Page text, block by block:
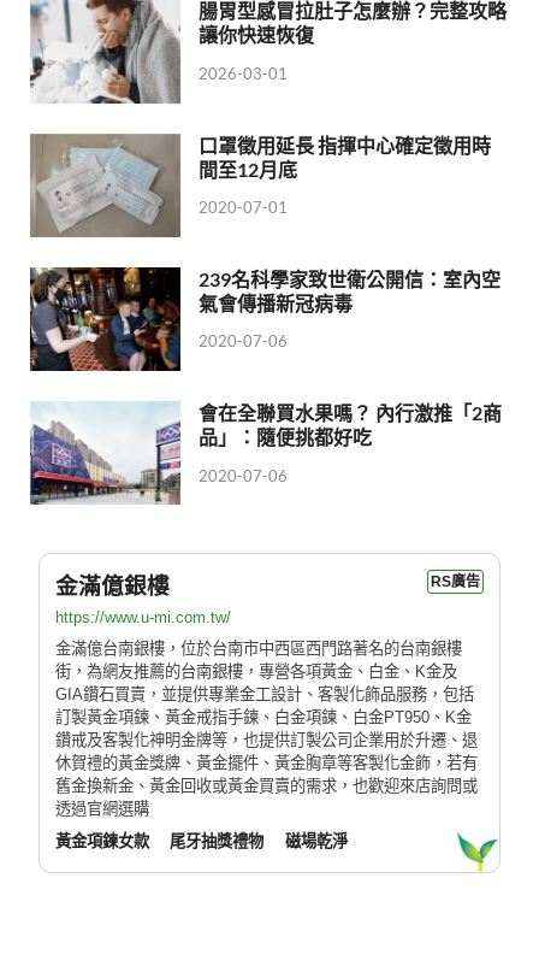
腸胃型感冒拉肚子怎麼辦？完整攻略
讓你快速恢復
2026-03-01
口罩徵用延長 指揮中心確定徵用時
間至12月底
2020-07-01
239名科學家致世衛公開信：室內空
氣會傳播新冠病毒
2020-07-06
會在全聯買水果嗎？ 內行激推「2商
品」：隨便挑都好吃
2020-07-06
金滿億銀樓 RS廣告
https://www.u-mi.com.tw/
金滿億台南銀樓，位於台南市中西區西門路著名的台南銀樓
街，為網友推薦的台南銀樓，專營各項黃金、白金、K金及
GIA鑽石買賣，並提供專業金工設計、客製化飾品服務，包括
訂製黃金項鍊、黃金戒指手鍊、白金項鍊、白金PT950、K金
鑽戒及客製化神明金牌等，也提供訂製公司企業用於升遷、退
休賀禮的黃金獎牌、黃金擺件、黃金胸章等客製化金飾，若有
舊金換新金、黃金回收或黃金買賣的需求，也歡迎來店詢問或
透過官網選購
黃金項鍊女款
尾牙抽獎禮物 磁場乾淨